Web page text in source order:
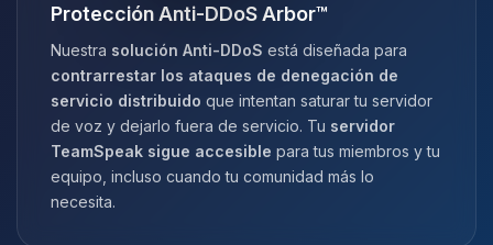
Protección Anti-DDoS Arbor™
Nuestra solución Anti-DDoS está diseñada para
contrarrestar los ataques de denegación de
servicio distribuido que intentan saturar tu servidor
de voz y dejarlo fuera de servicio. Tu servidor
TeamSpeak sigue accesible para tus miembros y tu
equipo, incluso cuando tu comunidad más lo
necesita.